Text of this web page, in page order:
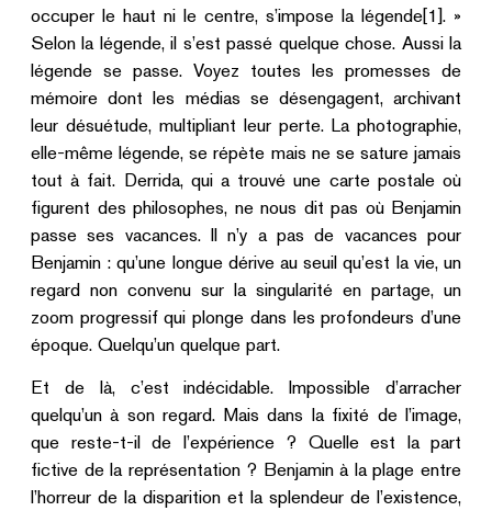
occuper le haut ni le centre, s’impose la légende[1]. »
Selon la légende, il s’est passé quelque chose. Aussi la
légende se passe. Voyez toutes les promesses de
mémoire dont les médias se désengagent, archivant
leur désuétude, multipliant leur perte. La photographie,
elle-même légende, se répète mais ne se sature jamais
tout à fait. Derrida, qui a trouvé une carte postale où
figurent des philosophes, ne nous dit pas où Benjamin
passe ses vacances. Il n’y a pas de vacances pour
Benjamin : qu’une longue dérive au seuil qu’est la vie, un
regard non convenu sur la singularité en partage, un
zoom progressif qui plonge dans les profondeurs d’une
époque. Quelqu’un quelque part.
Et de là, c’est indécidable. Impossible d’arracher
quelqu’un à son regard. Mais dans la fixité de l’image,
que reste-t-il de l’expérience ? Quelle est la part
fictive de la représentation ? Benjamin à la plage entre
l’horreur de la disparition et la splendeur de l’existence,